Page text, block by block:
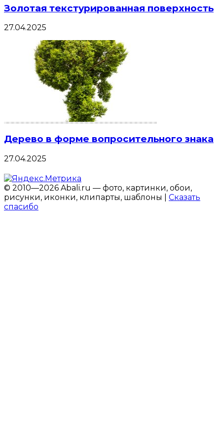
Золотая текстурированная поверхность
27.04.2025
Дерево в форме вопросительного знака
27.04.2025
© 2010—2026 Abali.ru — фото, картинки, обои,
рисунки, иконки, клипарты, шаблоны | Сказать
спасибо